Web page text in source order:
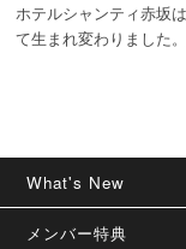
ホテルシャンティ赤坂
て生まれ変わりました
What's New
メンバー特典